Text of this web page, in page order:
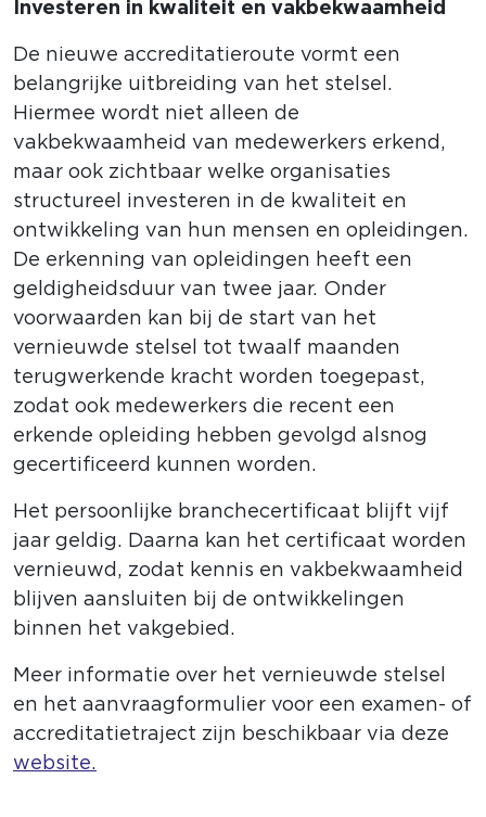
Investeren in kwaliteit en vakbekwaamheid
De nieuwe accreditatieroute vormt een
belangrijke uitbreiding van het stelsel.
Hiermee wordt niet alleen de
vakbekwaamheid van medewerkers erkend,
maar ook zichtbaar welke organisaties
structureel investeren in de kwaliteit en
ontwikkeling van hun mensen en opleidingen.
De erkenning van opleidingen heeft een
geldigheidsduur van twee jaar. Onder
voorwaarden kan bij de start van het
vernieuwde stelsel tot twaalf maanden
terugwerkende kracht worden toegepast,
zodat ook medewerkers die recent een
erkende opleiding hebben gevolgd alsnog
gecertificeerd kunnen worden.
Het persoonlijke branchecertificaat blijft vijf
jaar geldig. Daarna kan het certificaat worden
vernieuwd, zodat kennis en vakbekwaamheid
blijven aansluiten bij de ontwikkelingen
binnen het vakgebied.
Meer informatie over het vernieuwde stelsel
en het aanvraagformulier voor een examen- of
accreditatietraject zijn beschikbaar via deze
website.